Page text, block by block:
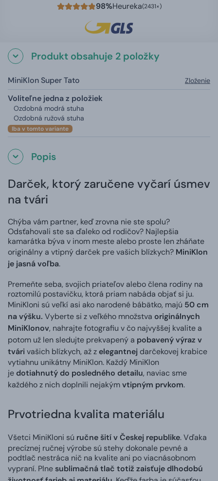
98%Heureka(2431×)
Produkt obsahuje 2 položky
MiniKlon Super Tato Zloženie
Voliteľne jedna z položiek
Ozdobná modrá stuha
Ozdobná ružová stuha
Iba v tomto variante
Popis
Darček, ktorý zaručene vyčarí úsmev
na tvári
Chýba vám partner, keď zrovna nie ste spolu?
Odsťahovali ste sa ďaleko od rodičov? Najlepšia
kamarátka býva v inom meste alebo proste len zháňate
originálny a vtipný darček pre vašich blízkych? MiniKlon
je jasná voľba.
Premeňte seba, svojich priateľov alebo člena rodiny na
roztomilú postavičku, ktorá priam nabáda objať si ju.
MiniKloni sú veľkí asi ako narodené bábätko, majú 50 cm
na výšku. Vyberte si z veľkého množstva originálnych
MiniKlonov, nahrajte fotografiu v čo najvyššej kvalite a
potom už len sledujte prekvapený a pobavený výraz v
tvárivašich blízkych, až z elegantnej darčekovej krabice
vytiahnu unikátny MiniKlon. Každý MiniKlon
je dotiahnutý do posledného detailu, naviac sme
každého z nich doplnili nejakýmvtipným prvkom.
Prvotriedna kvalita materiálu
Všetci MiniKloni sú ručne šití v Českej republike. Vďaka
precíznej ručnej výrobe sú stehy dokonale pevné a
podtlač nestráca nič na kvalite ani po viacnásobnom
vypraní. Plne sublimačná tlač totiž zaisťuje dlhodobú